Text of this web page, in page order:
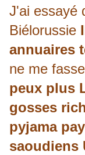
J'ai essayé
Biélorussie
annuaires
ne me
peux plus
gosses
pyjama
saoudiens